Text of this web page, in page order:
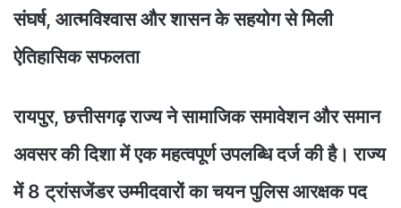
संघर्ष, आत्मविश्वास और शासन के सहयोग से मिली
ऐतिहासिक सफलता
रायपुर, छत्तीसगढ़ राज्य ने सामाजिक समावेशन और समान
अवसर की दिशा में एक महत्वपूर्ण उपलब्धि दर्ज की है। राज्य
में 8 ट्रांसजेंडर उम्मीदवारों का चयन पुलिस आरक्षक पद